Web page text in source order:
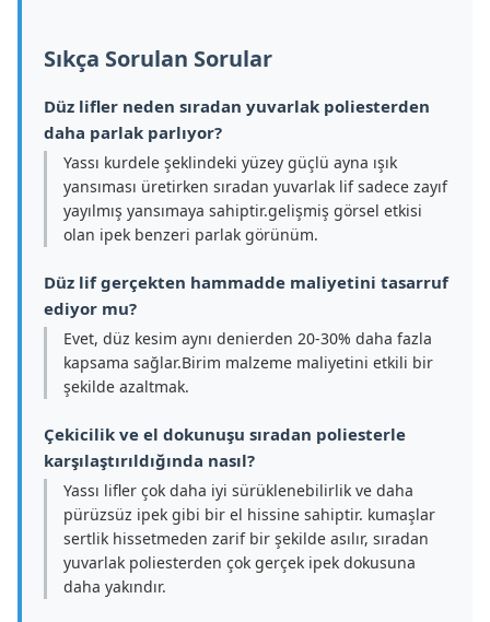
Sıkça Sorulan Sorular
Düz lifler neden sıradan yuvarlak poliesterden
daha parlak parlıyor?
Yassı kurdele şeklindeki yüzey güçlü ayna ışık
yansıması üretirken sıradan yuvarlak lif sadece zayıf
yayılmış yansımaya sahiptir.gelişmiş görsel etkisi
olan ipek benzeri parlak görünüm.
Düz lif gerçekten hammadde maliyetini tasarruf
ediyor mu?
Evet, düz kesim aynı denierden 20-30% daha fazla
kapsama sağlar.Birim malzeme maliyetini etkili bir
şekilde azaltmak.
Çekicilik ve el dokunuşu sıradan poliesterle
karşılaştırıldığında nasıl?
Yassı lifler çok daha iyi sürüklenebilirlik ve daha
pürüzsüz ipek gibi bir el hissine sahiptir. kumaşlar
sertlik hissetmeden zarif bir şekilde asılır, sıradan
yuvarlak poliesterden çok gerçek ipek dokusuna
daha yakındır.